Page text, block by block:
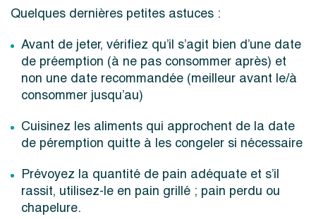
Quelques dernières petites astuces :
Avant de jeter, vérifiez qu’il s’agit bien d’une date
de préemption (à ne pas consommer après) et
non une date recommandée (meilleur avant le/à
consommer jusqu’au)
Cuisinez les aliments qui approchent de la date
de péremption quitte à les congeler si nécessaire
Prévoyez la quantité de pain adéquate et s’il
rassit, utilisez-le en pain grillé ; pain perdu ou
chapelure.